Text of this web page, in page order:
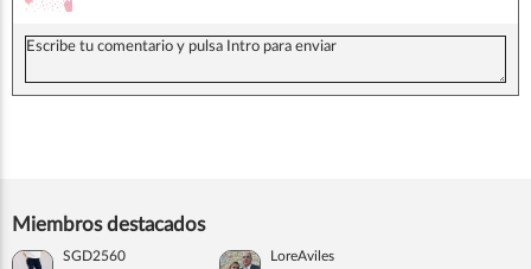
Miembros destacados
SGD2560
LoreAviles